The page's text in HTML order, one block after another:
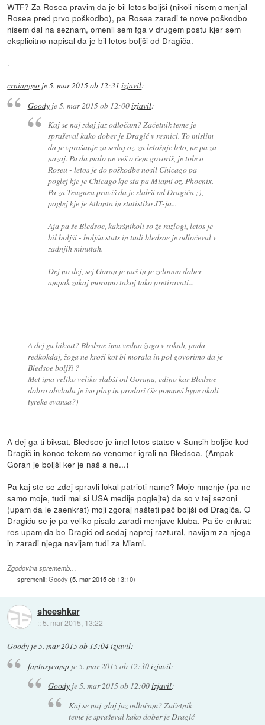
WTF? Za Rosea pravim da je bil letos boljši (nikoli nisem omenjal
Rosea pred prvo poškodbo), pa Rosea zaradi te nove poškodbo
nisem dal na seznam, omenil sem fga v drugem postu kjer sem
eksplicitno napisal da je bil letos boljši od Dragiča.
.
crniangeo je5. mar 2015 ob 12:31 izjavil:
Goodyje5. mar 2015 ob 12:00izjavil:
Kaj se naj zdaj jaz odločam? Začetnik teme je
spraševal kako dober je Dragić v resnici. To mislim
da je vprašanje za sedaj oz. za letošnje leto, ne pa za
nazaj. Pa da malo ne veš o čem govoriš, je tole o
Roseu - letos je do poškodbe nosil Chicago pa
poglej kje je Chicago kje sta pa Miami oz. Phoenix.
Pa za Teaguea praviš da je slabši od Dragiča ;),
poglej kje je Atlanta in statistiko JT-ja...
Aja pa še Bledsoe, kakršnikoli so že razlogi, letos je
bil boljši - boljša stats in tudi bledsoe je odločeval v
zadnjih minutah.
Dej no dej, sej Goran je naš in je zeloooo dober
ampak zakaj moramo takoj tako pretiravati...
A dej ga biksat? Bledsoe ima vedno žogo v rokah, poda
redkokdaj, žoga ne kroži kot bi morala in pol govorimo da je
Bledsoe boljši ?
Met ima veliko veliko slabši od Gorana, edino kar Bledsoe
dobro obvlada je iso play in prodori (še pomneš hype okoli
tyreke evansa?)
A dej ga ti biksat, Bledsoe je imel letos statse v Sunsih boljše kod
Dragič in konce tekem so venomer igrali na Bledsoa. (Ampak
Goran je boljši ker je naš a ne...)
Pa kaj ste se zdej spravli lokal patrioti name? Moje mnenje (pa ne
samo moje, tudi mal si USA medije poglejte) da so v tej sezoni
(upam da le zaenkrat) moji zgoraj našteti pač boljši od Dragića. O
Dragiću se je pa veliko pisalo zaradi menjave kluba. Pa še enkrat:
res upam da bo Dragić od sedaj naprej raztural, navijam za njega
in zaradi njega navijam tudi za Miami.
Zgodovina sprememb…
spremenil:Goody (5. mar 2015 ob 13:10)
sheeshkar
:: 5. mar 2015, 13:22
Goody je5. mar 2015 ob 13:04izjavil:
fantasycampje5. mar 2015 ob 12:30izjavil:
Goody je5. mar 2015 ob 12:00izjavil:
Kaj se naj zdaj jaz odločam? Začetnik
teme je spraševal kako dober je Dragić